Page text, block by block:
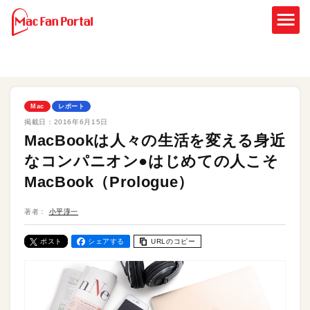
Mac レポート
掲載日： 2016年6月15日
MacBookは人々の生活を変える身近
なコンパニオン●はじめての人こそ
MacBook（Prologue）
著者： 小平淳一
ポスト シェアする URLのコピー